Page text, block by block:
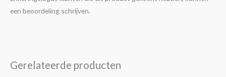
een beoordeling schrijven.
Gerelateerde producten